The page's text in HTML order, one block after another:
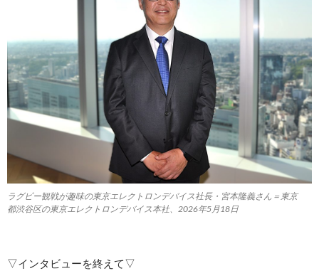
ラグビー観戦が趣味の東京エレクトロンデバイス社長・宮本隆義さん＝東京
都渋谷区の東京エレクトロンデバイス本社、2026年5月18日
▽インタビューを終えて▽